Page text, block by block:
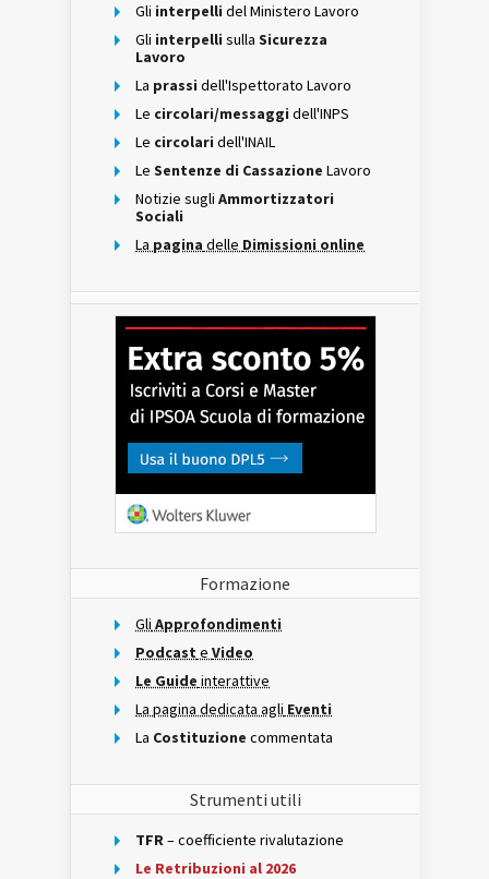
Gli interpelli del Ministero Lavoro
Gli interpelli sulla Sicurezza
Lavoro
La prassi dell'Ispettorato Lavoro
Le circolari/messaggi dell'INPS
Le circolari dell'INAIL
Le Sentenze di Cassazione Lavoro
Notizie sugli Ammortizzatori
Sociali
La pagina delle Dimissioni online
Formazione
Gli Approfondimenti
Podcast e Video
Le Guide interattive
La pagina dedicata agli Eventi
La Costituzione commentata
Strumenti utili
TFR– coefficiente rivalutazione
Le Retribuzioni al 2026